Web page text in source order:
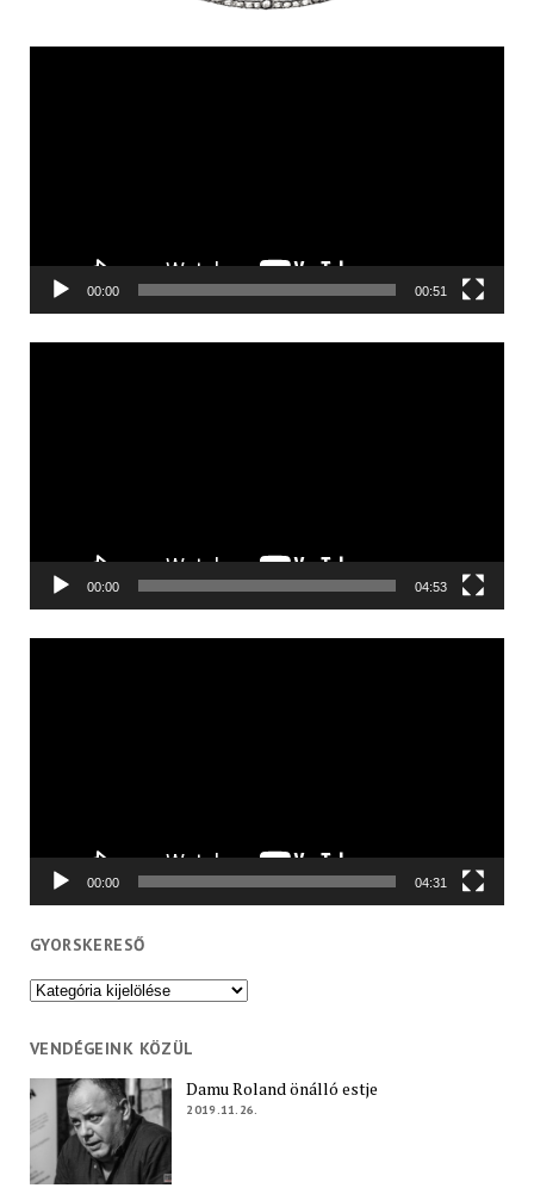
00:00 00:51
00:00 04:53
00:00 04:31
GYORSKERESŐ
Gyorskereső
VENDÉGEINK KÖZÜL
Damu Roland önálló estje
2019.11.26.